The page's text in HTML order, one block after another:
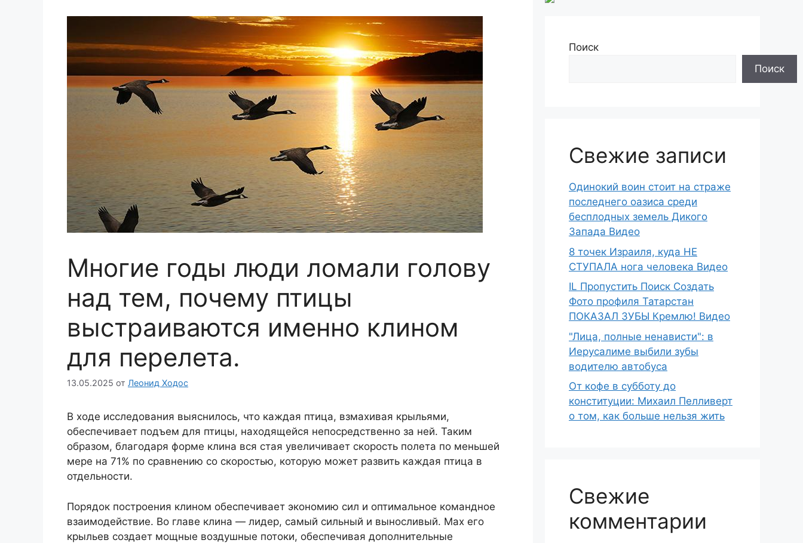
Многие годы люди ломали голову
над тем, почему птицы
выстраиваются именно клином
для перелета.
13.05.2025 от Леонид Ходос
В ходе исследования выяснилось, что каждая птица, взмахивая крыльями,
обеспечивает подъем для птицы, находящейся непосредственно за ней. Таким
образом, благодаря форме клина вся стая увеличивает скорость полета по меньшей
мере на 71% по сравнению со скоростью, которую может развить каждая птица в
отдельности.
Порядок построения клином обеспечивает экономию сил и оптимальное командное
взаимодействие. Во главе клина — лидер, самый сильный и выносливый. Мах его
крыльев создает мощные воздушные потоки, обеспечивая дополнительные
Поиск
Поиск
Свежие записи
Одинокий воин стоит на страже
последнего оазиса среди
бесплодных земель Дикого
Запада Видео
8 точек Израиля, куда НЕ
СТУПАЛА нога человека Видео
IL Пропустить Поиск Создать
Фото профиля Татарстан
ПОКАЗАЛ ЗУБЫ Кремлю! Видео
"Лица, полные ненависти": в
Иерусалиме выбили зубы
водителю автобуса
От кофе в субботу до
конституции: Михаил Пелливерт
о том, как больше нельзя жить
Свежие
комментарии